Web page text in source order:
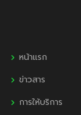
หน้าแรก
ข่าวสาร
การให้บริการ